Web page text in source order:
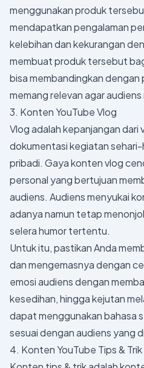
menggunakan produk
mendapatkan pengalaman
kelebihan dan kekurangan
membuat produk tersebut
bisa membandingkan dengan
memang relevan agar
3. Konten YouTube Vlog
Vlog adalah kepanjangan dari
dokumentasi kegiatan
pribadi. Gaya konten vlog
personal yang bertujuan
audiens. Audiens menyukai
adanya namun tetap
selera humor tertentu.
Untuk itu, pastikan Anda
dan mengemasnya dengan
emosi audiens dengan
kesedihan, hingga kejutan
dapat menggunakan bahasa
sesuai dengan audiens yang
4. Konten YouTube Tips & Trik